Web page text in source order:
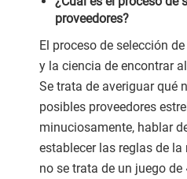
proveedores?
El proceso de selección
y la ciencia de encontrar
Se trata de averiguar qué
posibles proveedores
minuciosamente, hablar
establecer las reglas de la
no se trata de un juego